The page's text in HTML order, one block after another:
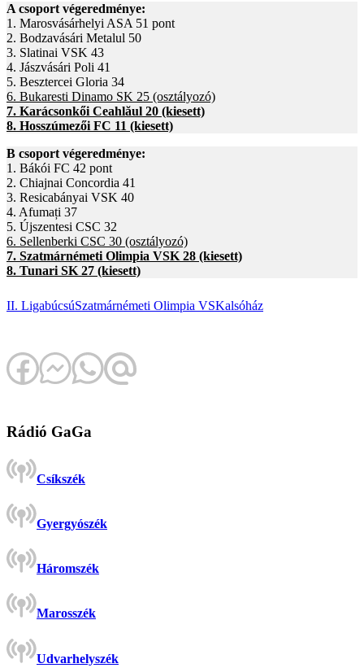
A csoport végeredménye:
1. Marosvásárhelyi ASA 51 pont
2. Bodzavásári Metalul 50
3. Slatinai VSK 43
4. Jászvásári Poli 41
5. Besztercei Gloria 34
6. Bukaresti Dinamo SK 25 (osztályozó)
7. Karácsonkői Ceahlăul 20 (kiesett)
8. Hosszúmezői FC 11 (kiesett)
B csoport végeredménye:
1. Bákói FC 42 pont
2. Chiajnai Concordia 41
3. Resicabányai VSK 40
4. Afumați 37
5. Újszentesi CSC 32
6. Sellenberki CSC 30 (osztályozó)
7. Szatmárnémeti Olimpia VSK 28 (kiesett)
8. Tunari SK 27 (kiesett)
II. LigabúcsúSzatmárnémeti Olimpia VSKalsóház
Rádió GaGa
Csíkszék
Gyergyószék
Háromszék
Marosszék
Udvarhelyszék